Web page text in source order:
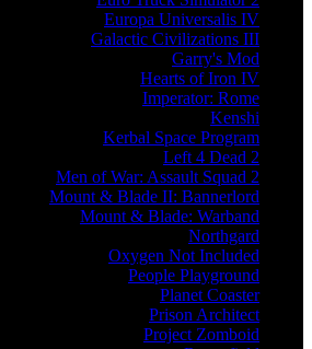
Europa Universalis IV
Galactic Civilizations III
Garry's Mod
Hearts of Iron IV
Imperator: Rome
Kenshi
Kerbal Space Program
Left 4 Dead 2
Men of War: Assault Squad 2
Mount & Blade II: Bannerlord
Mount & Blade: Warband
Northgard
Oxygen Not Included
People Playground
Planet Coaster
Prison Architect
Project Zomboid